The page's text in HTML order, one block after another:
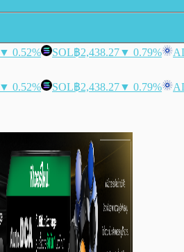
▼ 0.52% SOL฿2,438.27▼ 0.79%
▼ 0.52% SOL฿2,438.27▼ 0.79%